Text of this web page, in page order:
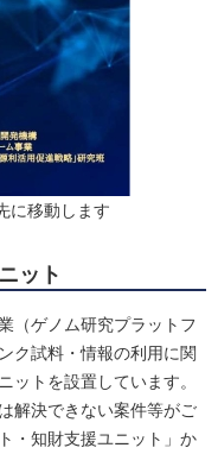
に移動します
ット
（ゲノム研究プラットフ
ク試料・情報の利用に関
ットを設置しています。
解決できない案件等がご
・知財支援ユニット」か